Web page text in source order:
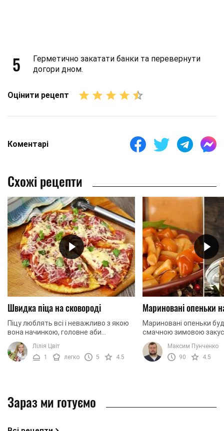
5
Герметично закатати банки та перевернути
догори дном.
Оцінити рецепт
Коментарі
Схожі рецепти
Швидка піца на сковороді
Піцу люблять всі і неважливо з якою
вона начинкою, головне аби
побільше. В такому випадку, що може
бути краще, ніж приготувати її
самостійно з ...
Лілія Цвіт
1
легко 5 4.5
Мариновані опеньки
Мариновані опеньки
смачною зимовою
приготуємо їх разом!
Максим Пунченко
90
4.5
Зараз ми готуємо